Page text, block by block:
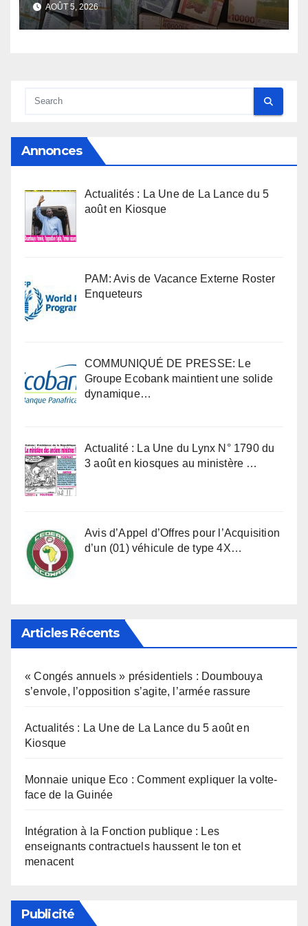
AOÛT 5, 2026
Annonces
Actualités : La Une de La Lance du 5
août en Kiosque
PAM: Avis de Vacance Externe Roster
Enqueteurs
COMMUNIQUÉ DE PRESSE: Le
Groupe Ecobank maintient une solide
dynamique…
Actualité : La Une du Lynx N° 1790 du
3 août en kiosques au ministère …
Avis d’Appel d’Offres pour l’Acquisition
d’un (01) véhicule de type 4X…
Articles Récents
« Congés annuels » présidentiels : Doumbouya
s’envole, l’opposition s’agite, l’armée rassure
Actualités : La Une de La Lance du 5 août en
Kiosque
Monnaie unique Eco : Comment expliquer la volte-
face de la Guinée
Intégration à la Fonction publique : Les
enseignants contractuels haussent le ton et
menacent
Publicité